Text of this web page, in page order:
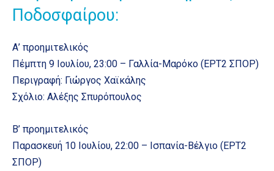
Ποδοσφαίρου:
Α’ προημιτελικός
Πέμπτη 9 Ιουλίου, 23:00 – Γαλλία-Μαρόκο (ΕΡΤ2 ΣΠΟΡ)
Περιγραφή: Γιώργος Χαϊκάλης
Σχόλιο: Αλέξης Σπυρόπουλος
Β’ προημιτελικός
Παρασκευή 10 Ιουλίου, 22:00 – Ισπανία-Βέλγιο (ΕΡΤ2
ΣΠΟΡ)